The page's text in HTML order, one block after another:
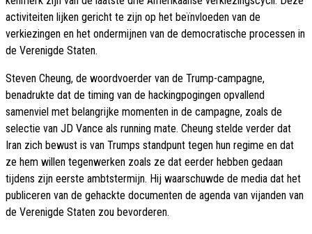
activiteiten lijken gericht te zijn op het beïnvloeden van de
verkiezingen en het ondermijnen van de democratische processen in
de Verenigde Staten.
Steven Cheung, de woordvoerder van de Trump-campagne,
benadrukte dat de timing van de hackingpogingen opvallend
samenviel met belangrijke momenten in de campagne, zoals de
selectie van JD Vance als running mate. Cheung stelde verder dat
Iran zich bewust is van Trumps standpunt tegen hun regime en dat
ze hem willen tegenwerken zoals ze dat eerder hebben gedaan
tijdens zijn eerste ambtstermijn. Hij waarschuwde de media dat het
publiceren van de gehackte documenten de agenda van vijanden van
de Verenigde Staten zou bevorderen.